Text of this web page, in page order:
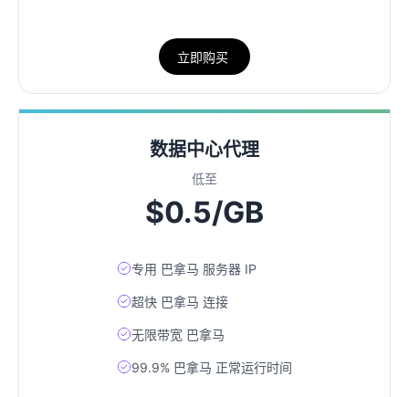
立即购买
数据中心代理
低至
$0.5/GB
专用 巴拿马 服务器 IP
超快 巴拿马 连接
无限带宽 巴拿马
99.9% 巴拿马 正常运行时间